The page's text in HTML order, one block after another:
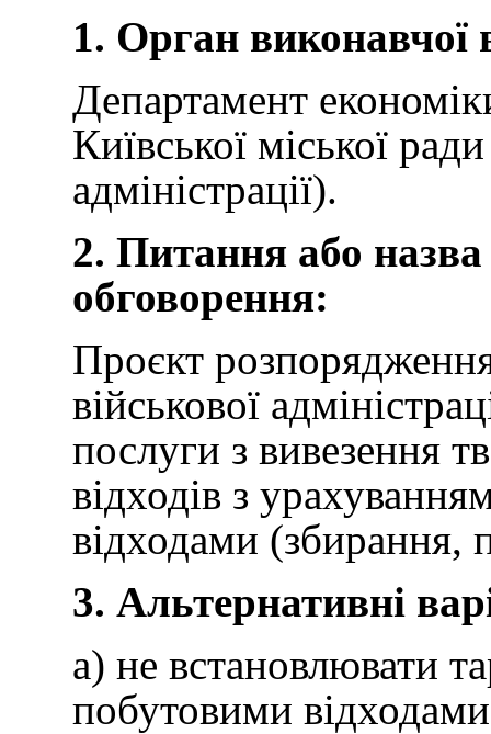
1. Орган виконавчої
Департамент
Київської міської
адміністрації).
2. Питання або
обговорення:
Проєкт
військової
послуги з вивезення
відходів з
відходами (збирання,
3. Альтернативні
а) не встановлювати
побутовими